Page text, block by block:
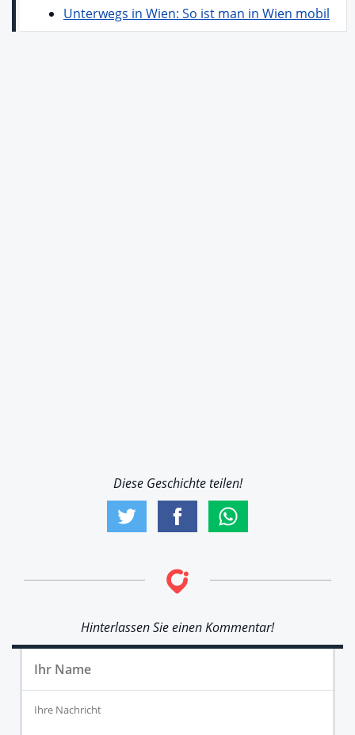
Unterwegs in Wien: So ist man in Wien mobil
Diese Geschichte teilen!
Hinterlassen Sie einen Kommentar!